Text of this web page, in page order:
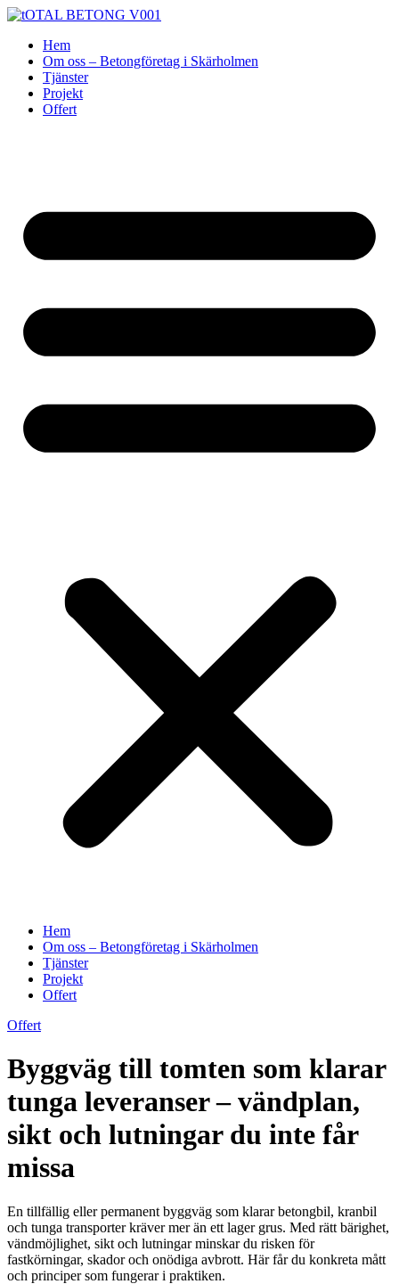
Skip
contentHem
Om oss – Betongföretag i Skärholmen
Tjänster
Projekt
Offert
Hem
Om oss – Betongföretag i Skärholmen
Tjänster
Projekt
Offert
Offert
Byggväg till tomten som klarar
tunga leveranser – vändplan,
sikt och lutningar du inte får
missa
En tillfällig eller permanent byggväg som klarar betongbil, kranbil
och tunga transporter kräver mer än ett lager grus. Med rätt bärighet,
vändmöjlighet, sikt och lutningar minskar du risken för
fastkörningar, skador och onödiga avbrott. Här får du konkreta mått
och principer som fungerar i praktiken.